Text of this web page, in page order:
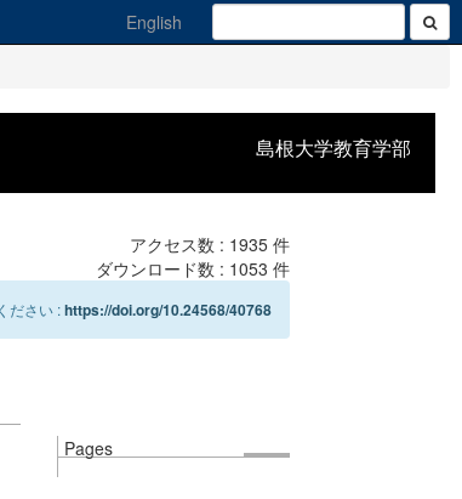
English
島根大学教育学部
アクセス数 : 1935件
ダウンロード数 : 1053 件
ださい :https://doi.org/10.24568/40768
Pages